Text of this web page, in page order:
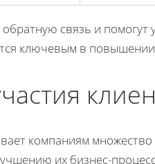
связь и помогут
ключевым в
компаниям
их бизнес-